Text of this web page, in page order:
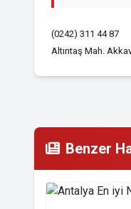
(0242) 311 44 87
Altıntaş Mah.
Benzer